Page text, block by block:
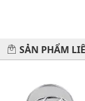
luôn sẵn sàng
Hãy đến với
#vietparts
SẢN PHẨM